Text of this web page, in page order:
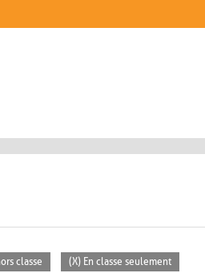
classe (X) En classe seulement